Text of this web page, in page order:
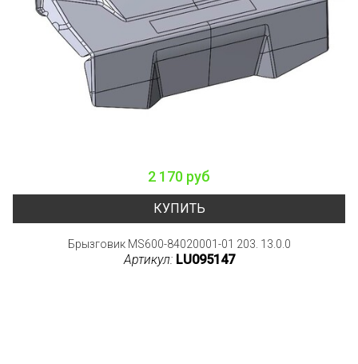
2 170 руб
КУПИТЬ
Брызговик MS600-84020001-01 203. 13.0.0
Артикул: LU095147